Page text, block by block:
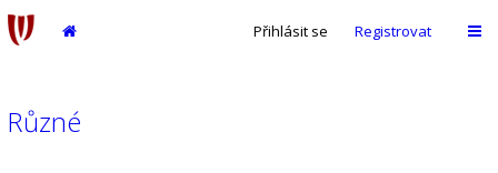
Přihlásit se Registrovat
Různé